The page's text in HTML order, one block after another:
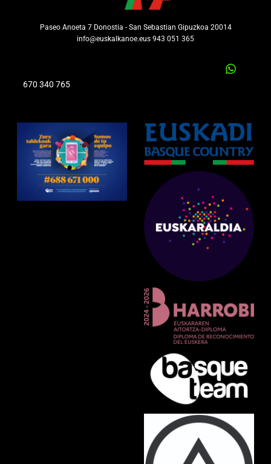
Paseo Anoeta 7 Donostia - San Sebastian Gipuzkoa 20014
info@euskalkanoe.eus 943 051 365
670 340 765